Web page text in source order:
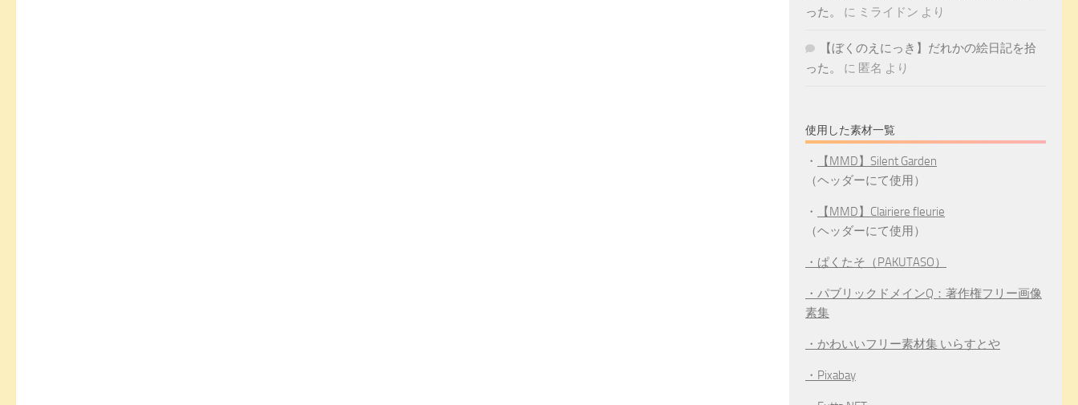
った。
に ミライドン より
【ぼくのえにっき】だれかの絵日記を拾
った。
に 匿名 より
使用した素材一覧
・
【MMD】Silent Garden
（ヘッダーにて使用）
・
【MMD】Clairiere fleurie
（ヘッダーにて使用）
・ぱくたそ（PAKUTASO）
・パブリックドメインQ：著作権フリー画像
素集
・かわいいフリー素材集 いらすとや
・Pixabay